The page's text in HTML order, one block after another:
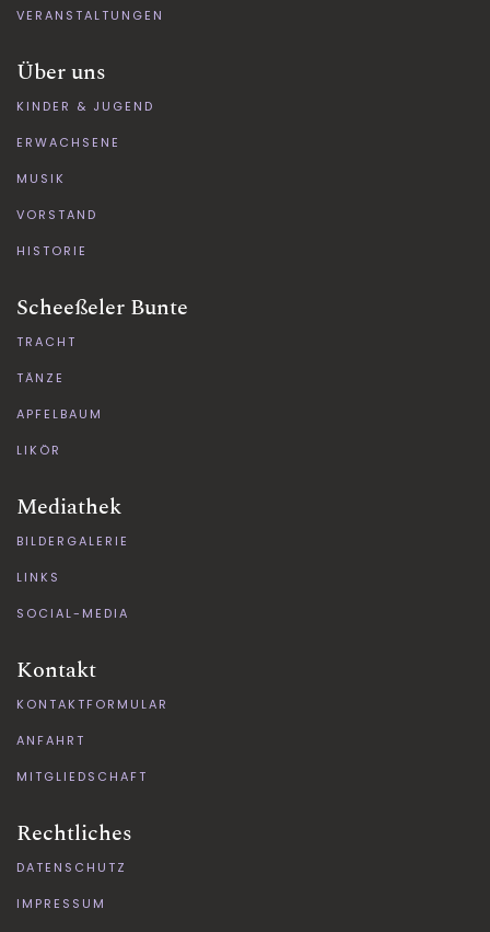
VERANSTALTUNGEN
Über uns
KINDER & JUGEND
ERWACHSENE
MUSIK
VORSTAND
HISTORIE
Scheeßeler Bunte
TRACHT
TÄNZE
APFELBAUM
LIKÖR
Mediathek
BILDERGALERIE
LINKS
SOCIAL-MEDIA
Kontakt
KONTAKTFORMULAR
ANFAHRT
MITGLIEDSCHAFT
Rechtliches
DATENSCHUTZ
IMPRESSUM